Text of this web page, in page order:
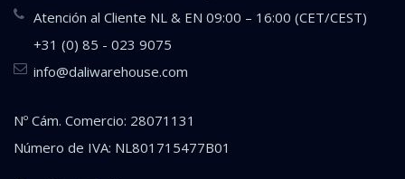
Atención al Cliente NL & EN 09:00 – 16:00 (CET/CEST)
+31 (0) 85 - 023 9075
info@daliwarehouse.com
Nº Cám. Comercio: 28071131
Número de IVA: NL801715477B01